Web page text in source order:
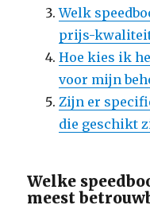
Welk
prijs-
Hoe kies ik
voor mijn
Zijn er
die geschikt
Welke
meest